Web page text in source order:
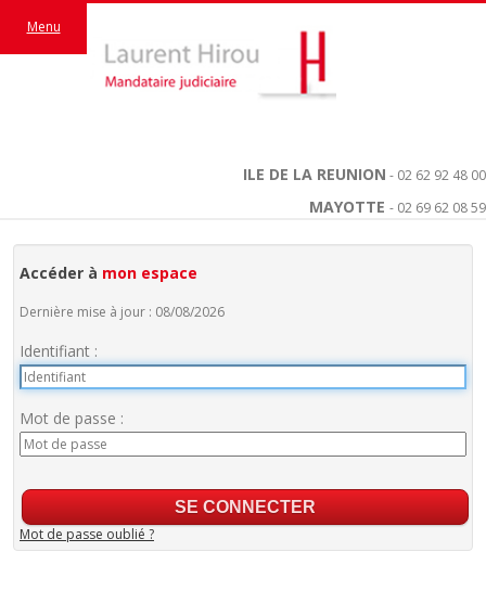
ILE DE LA REUNION - 02 62 92 48 00
MAYOTTE - 02 69 62 08 59
Menu
Accéder à mon espace
Dernière mise à jour : 08/08/2026
Identifiant :
Mot de passe :
Mot de passe oublié ?